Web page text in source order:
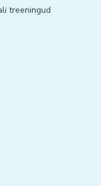
treeningud